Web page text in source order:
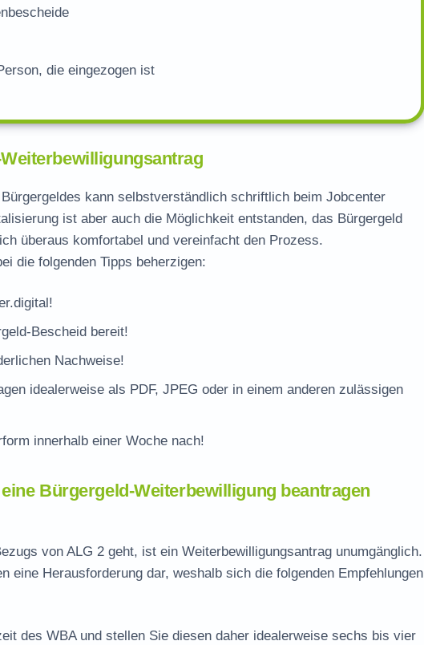
die eingezogen ist
kann selbstverständlich schriftlich beim Jobcenter
ist aber auch die Möglichkeit entstanden, das Bürgergeld
überaus komfortabel und vereinfacht den Prozess.
die folgenden Tipps beherzigen:
Bescheid bereit!
Nachweise!
idealerweise als PDF, JPEG oder in einem anderen zulässigen
innerhalb einer Woche nach!
Bürgergeld-Weiterbewilligung beantragen
von ALG 2 geht, ist ein Weiterbewilligungsantrag unumgänglich.
eine Herausforderung dar, weshalb sich die folgenden Empfehlungen
des WBA und stellen Sie diesen daher idealerweise sechs bis vier